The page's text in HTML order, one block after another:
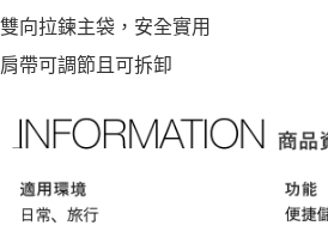
雙向拉鍊主袋，安全實用
肩帶可調節且可拆卸